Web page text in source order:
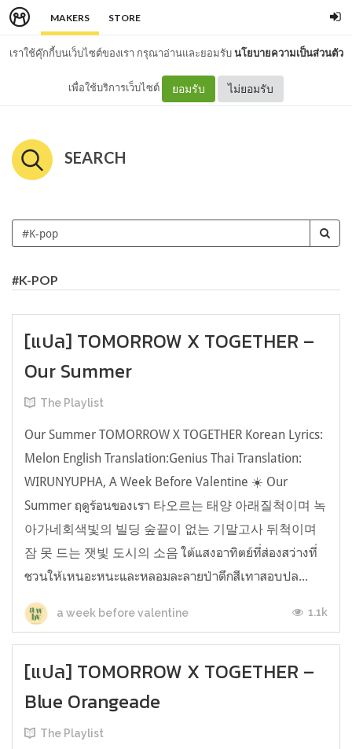
MAKERS STORE
เราใช้คุ๊กกี้บนเว็บไซต์ของเรา กรุณาอ่านและยอมรับนโยบายความเป็นส่วนตัว
เพื่อใช้บริการเว็บไซต์ ยอมรับ ไม่ยอมรับ
SEARCH
#K-POP
[แปล] TOMORROW X TOGETHER –
Our Summer
The Playlist
Our Summer TOMORROW X TOGETHER Korean Lyrics:
Melon English Translation:Genius Thai Translation:
WIRUNYUPHA, A Week Before Valentine ☀️ Our
Summer ฤดูร้อนของเรา 타오르는 태양 아래질척이며 녹
아가네회색빛의 빌딩 숲끝이 없는 기말고사 뒤척이며
잠 못 드는 잿빛 도시의 소음 ใต้แสงอาทิตย์ที่ส่องสว่างที่
ชวนให้เหนอะหนะและหลอมละลายป่าตึกสีเทาสอบปล...
a week before valentine 1.1k
[แปล] TOMORROW X TOGETHER –
Blue Orangeade
The Playlist